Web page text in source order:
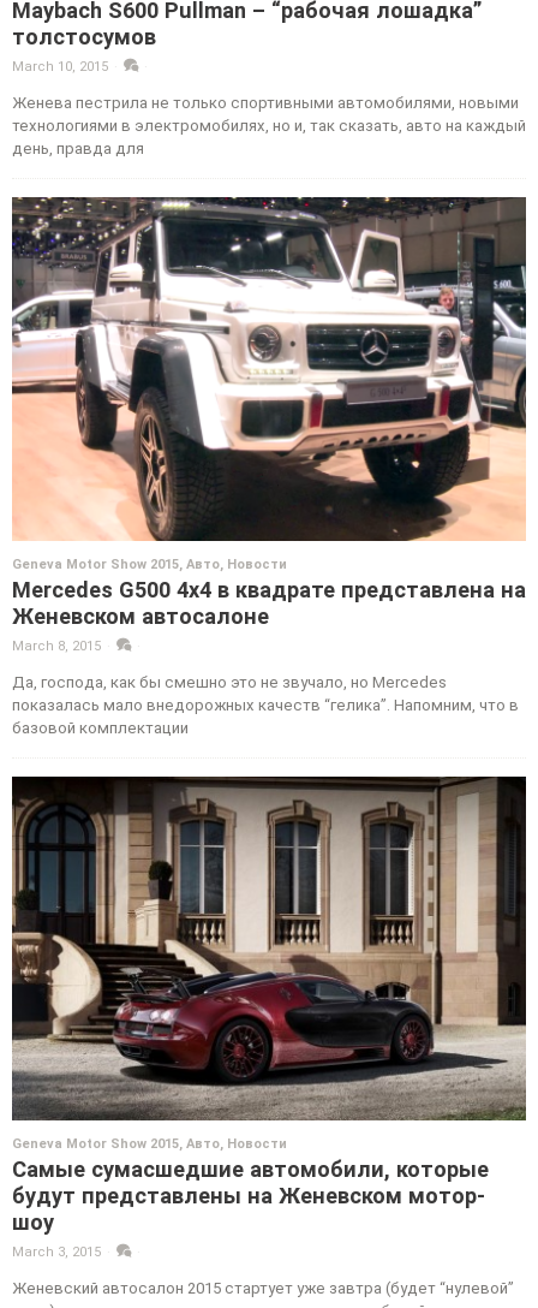
Maybach S600 Pullman – “рабочая лошадка”
толстосумов
March 10, 2015
Женева пестрила не только спортивными автомобилями, новыми
технологиями в электромобилях, но и, так сказать, авто на каждый
день, правда для
Geneva Motor Show 2015, Авто, Новости
Mercedes G500 4х4 в квадрате представлена на
Женевском автосалоне
March 8, 2015
Да, господа, как бы смешно это не звучало, но Mercedes
показалась мало внедорожных качеств “гелика”. Напомним, что в
базовой комплектации
Geneva Motor Show 2015, Авто, Новости
Самые сумасшедшие автомобили, которые
будут представлены на Женевском мотор-
шоу
March 3, 2015
Женевский автосалон 2015 стартует уже завтра (будет “нулевой”